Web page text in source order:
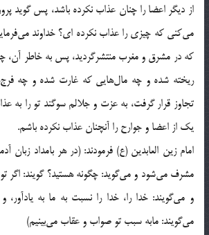
از دیگر اعضا را چنان عذاب نکرده باشد، پس گوید
می‌کنی که چیزی را عذاب نکرده ای؟ خداوند
که در مشرق و مغرب منتشرگردید، پس به خاطر آن،
ریخته شده و چه مال‌هایی که غارت شده و چه
تجاوز قرار گرفت، به عزت و جلالم سوگند تو را به
یک از اعضا و جوارح را آنچنان عذاب نکرده باشم.
امام زین العابدین (ع) فرمودند: (در هر بامداد زبان
مشرف می‌شود و می‌گوید: چگونه هستید؟ گویند: اگر تو
و می‌گویند: خدا را، خدا را نسبت به ما به
می‌گویند: مابه سبب تو صواب و عقاب می‌بینیم)